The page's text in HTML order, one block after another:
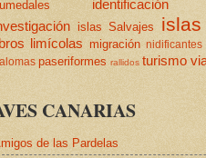
identificación
islas Salvajes
limícolas migración nidificantes
paseriformes rallidos turismo
CANARIAS
de las Pardelas